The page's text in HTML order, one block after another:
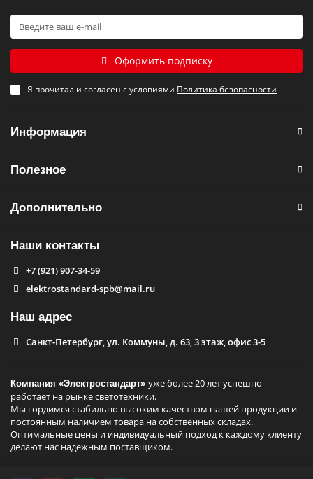
Оформить подписку
Я прочитал и согласен с условиями Политика безопасности
Информация
Полезное
Дополнительно
Наши контакты
+7 (921) 907-34-59
elektrostandard-spb@mail.ru
Наш адрес
Санкт-Петербург, ул. Коммуны, д. 63, 3 этаж, офис 3-5
Компания «Электростандарт» уже более 20 лет успешно
работает на рынке светотехники.
Мы гордимся стабильно высоким качеством нашей продукции и
постоянным наличием товара на собственных складах.
Оптимальные цены и индивидуальный подход к каждому клиенту
делают нас надежным поставщиком.